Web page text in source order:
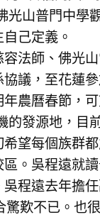
山普門中學
己定義。
法師、佛光
議，至花蓮
農曆春節，
發源地，目
望每個族群
。吳程遠就
程遠去年擔
歎不已。也